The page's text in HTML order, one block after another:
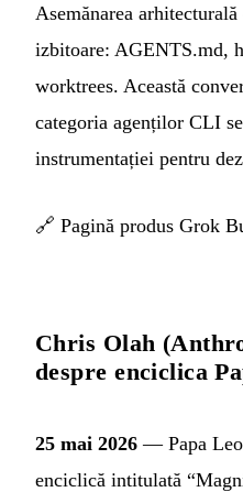
Asemănarea
izbitoare: AGENTS.md,
worktrees. Această
categoria agenților CLI
instrumentației pentru
🔗 Pagină produs Grok
Chris Olah
despre enciclica
25 mai 2026 — Papa
enciclică intitulată